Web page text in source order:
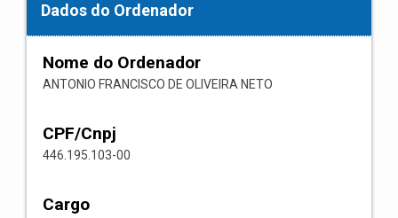
Dados do Ordenador
Nome do Ordenador
ANTONIO FRANCISCO DE OLIVEIRA NETO
CPF/Cnpj
446.195.103-00
Cargo